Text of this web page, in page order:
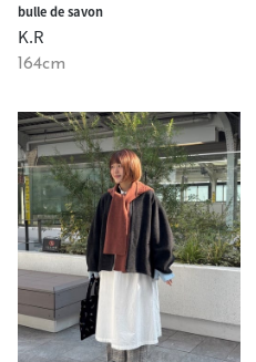
bulle de savon
K.R
164cm